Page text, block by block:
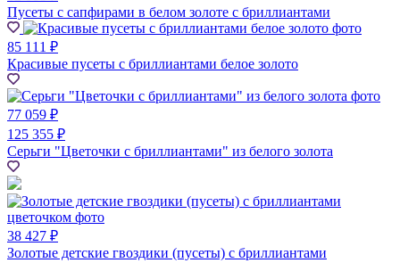
Пусеты с сапфирами в белом золоте с бриллиантами
85 111 ₽
Красивые пусеты с бриллиантами белое золото
77 059 ₽
125 355 ₽
Серьги "Цветочки с бриллиантами" из белого золота
38 427 ₽
Золотые детские гвоздики (пусеты) с бриллиантами